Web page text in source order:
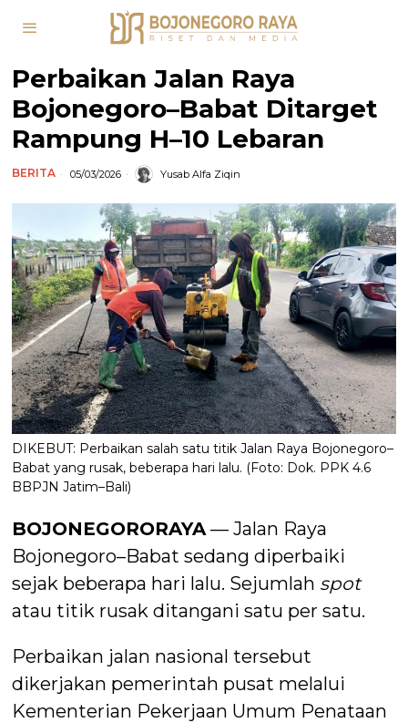
Perbaikan Jalan Raya
Bojonegoro–Babat Ditarget
Rampung H–10 Lebaran
BERITA 05/03/2026 Yusab Alfa Ziqin
DIKEBUT: Perbaikan salah satu titik Jalan Raya Bojonegoro–
Babat yang rusak, beberapa hari lalu. (Foto: Dok. PPK 4.6
BBPJN Jatim–Bali)
BOJONEGORORAYA — Jalan Raya
Bojonegoro–Babat sedang diperbaiki
sejak beberapa hari lalu. Sejumlah spot
atau titik rusak ditangani satu per satu.
Perbaikan jalan nasional tersebut
dikerjakan pemerintah pusat melalui
Kementerian Pekerjaan Umum Penataan